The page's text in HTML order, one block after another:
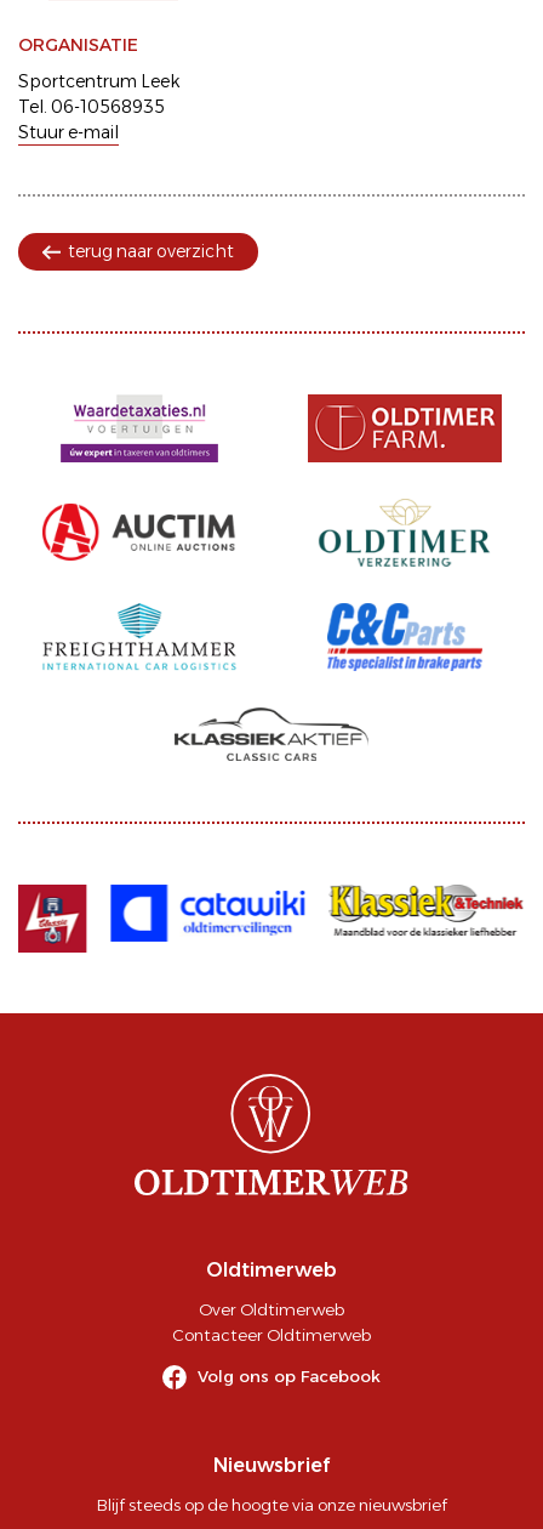
ORGANISATIE
Sportcentrum Leek
Tel. 06-10568935
Stuur e-mail
terug naar overzicht
Oldtimerweb
Over Oldtimerweb
Contacteer Oldtimerweb
Volg ons op Facebook
Nieuwsbrief
Blijf steeds op de hoogte via onze nieuwsbrief